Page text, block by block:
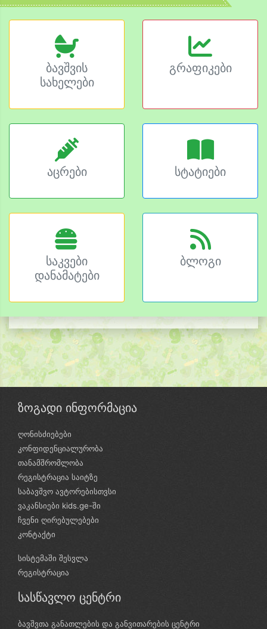
ბავშვის
სახელები
გრაფიკები
აცრები სტატიები
საკვები
დანამატები
ბლოგი
ზოგადი ინფორმაცია
ღონისძიებები
კონფიდენციალურობა
თანამშრომლობა
რეგისტრაცია საიტზე
საბავშვო ავტორებისთვსი
ვაკანსიები kids.ge-ში
ჩვენი ღირებულებები
კონტაქტი
სისტემაში შესვლა
რეგისტრაცია
სასწავლო ცენტრი
ბავშვთა განათლების და განვითარების ცენტრი